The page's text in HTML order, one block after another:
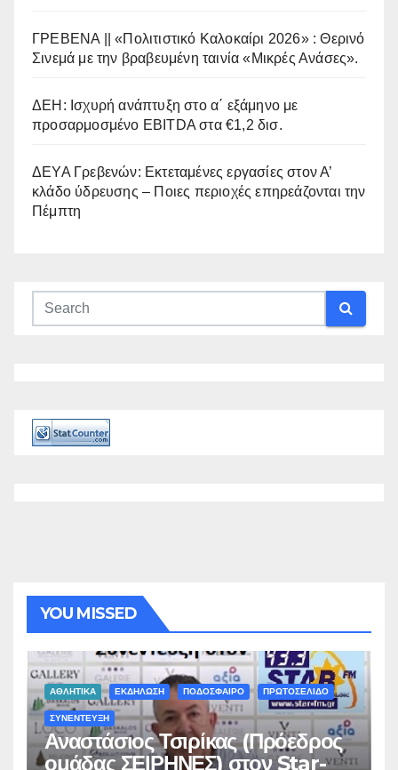
ΓΡΕΒΕΝΑ || «Πολιτιστικό Καλοκαίρι 2026» : Θερινό
Σινεμά με την βραβευμένη ταινία «Μικρές Ανάσες».
ΔΕΗ: Ισχυρή ανάπτυξη στο α΄ εξάμηνο με
προσαρμοσμένο EBITDA στα €1,2 δισ.
ΔΕΥΑ Γρεβενών: Εκτεταμένες εργασίες στον Α’
κλάδο ύδρευσης – Ποιες περιοχές επηρεάζονται την
Πέμπτη
YOU MISSED
ΑΘΛΗΤΙΚΑ ΕΚΔΗΛΩΣΗ ΠΟΔΟΣΦΑΙΡΟ ΠΡΩΤΟΣΕΛΙΔΟ
ΣΥΝΕΝΤΕΥΞΗ
Αναστάσιος Τσιρίκας (Πρόεδρος
ομάδας ΣΕΙΡΗΝΕΣ) στον Star-